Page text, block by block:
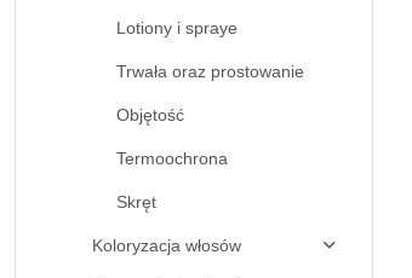
Lotiony i spraye
Trwała oraz prostowanie
Objętość
Termoochrona
Skręt
Koloryzacja włosów